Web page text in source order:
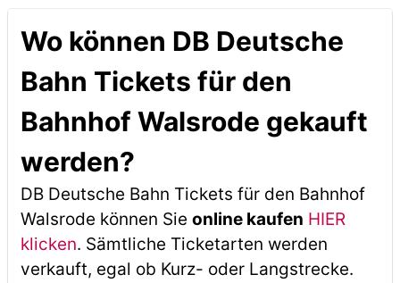
Wo können DB Deutsche
Bahn Tickets für den
Bahnhof Walsrode gekauft
werden?
DB Deutsche Bahn Tickets für den Bahnhof
Walsrode können Sie online kaufen HIER
klicken. Sämtliche Ticketarten werden
verkauft, egal ob Kurz- oder Langstrecke.